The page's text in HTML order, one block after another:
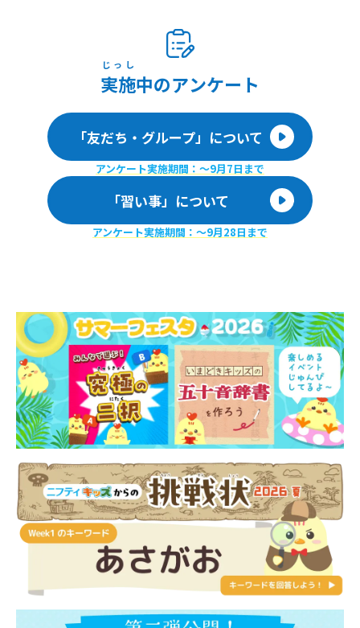
実施
じっし
中のアンケート
「友だち・グループ」について
アンケート実施期間：〜9月7日まで
「習い事」について
アンケート実施期間：〜9月28日まで